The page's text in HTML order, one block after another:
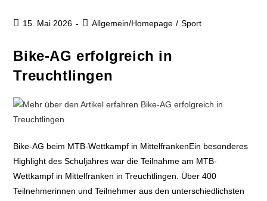
15. Mai 2026 Allgemein/Homepage / Sport
Bike-AG erfolgreich in
Treuchtlingen
Bike-AG beim MTB-Wettkampf in MittelfrankenEin besonderes
Highlight des Schuljahres war die Teilnahme am MTB-
Wettkampf in Mittelfranken in Treuchtlingen. Über 400
Teilnehmerinnen und Teilnehmer aus den unterschiedlichsten